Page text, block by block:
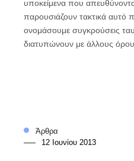
υποκείμενα που
παρουσιάζουν τακτικά αυτό
ονομάσουμε συγκρούσεις
διατυπώνουν με άλλους
Άρθρα
12 Ιουνίου 2013